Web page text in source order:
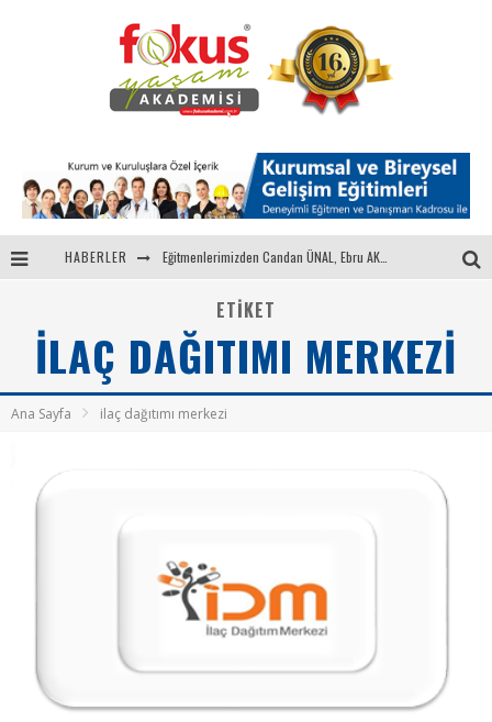
HABERLER Eğitmenlerimizden Candan ÜNAL, Ebru AKEL'le Kadın İsterse 68.Bölüm Konuğuydu
Parasını Veren 1'inci
Fokus Yaşam Akademisi 15. Yılında Gençleri Nasa, Harvard, Yale ile Buluşturacak!
ETIKET
ILAÇ DAĞITIMI MERKEZI
Ana Sayfa ilaç dağıtımı merkezi